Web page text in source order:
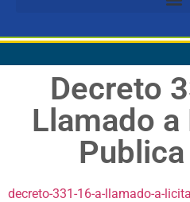
Decreto
Llamado
decreto-331-16-a-llamado-a-